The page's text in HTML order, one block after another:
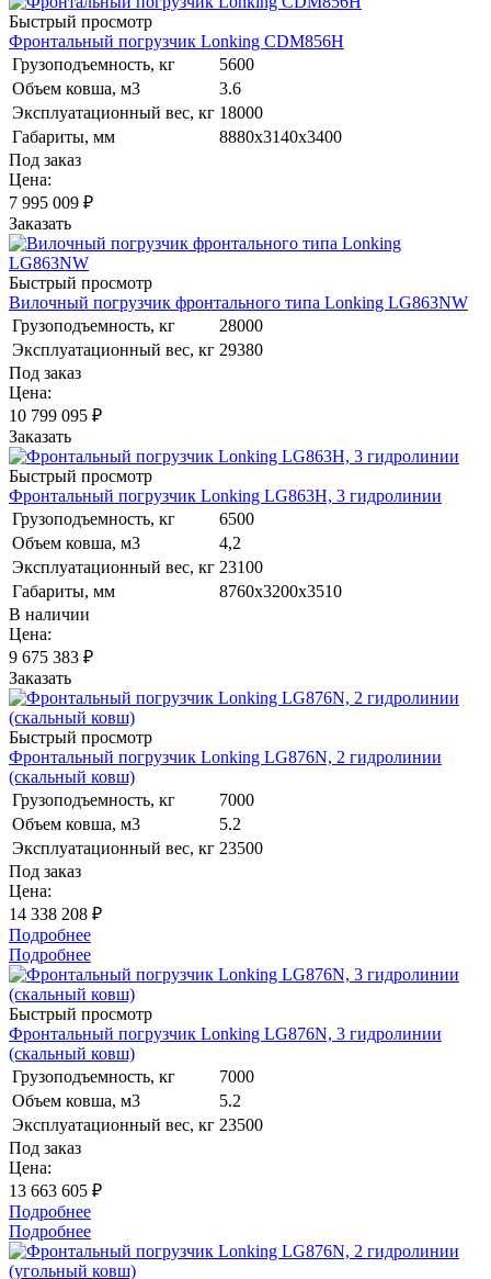
Быстрый просмотр
Фронтальный погрузчик Lonking CDM856H
Грузоподъемность, кг
5600
Объем ковша, м3
3.6
Эксплуатационный вес, кг 18000
Габариты, мм
8880х3140х3400
Под заказ
Цена:
7 995 009 ₽
Заказать
Быстрый просмотр
Вилочный погрузчик фронтального типа Lonking LG863NW
Грузоподъемность, кг
28000
Эксплуатационный вес, кг 29380
Под заказ
Цена:
10 799 095 ₽
Заказать
Быстрый просмотр
Фронтальный погрузчик Lonking LG863H, 3 гидролинии
Грузоподъемность, кг
6500
Объем ковша, м3
4,2
Эксплуатационный вес, кг 23100
Габариты, мм
8760х3200х3510
В наличии
Цена:
9 675 383 ₽
Заказать
Быстрый просмотр
Фронтальный погрузчик Lonking LG876N, 2 гидролинии
(скальный ковш)
Грузоподъемность, кг
7000
Объем ковша, м3
5.2
Эксплуатационный вес, кг 23500
Под заказ
Цена:
14 338 208 ₽
Подробнее
Подробнее
Быстрый просмотр
Фронтальный погрузчик Lonking LG876N, 3 гидролинии
(скальный ковш)
Грузоподъемность, кг
7000
Объем ковша, м3
5.2
Эксплуатационный вес, кг 23500
Под заказ
Цена:
13 663 605 ₽
Подробнее
Подробнее